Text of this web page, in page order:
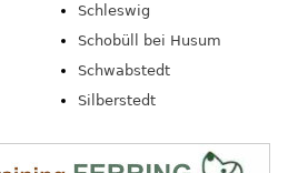
Schleswig
Schobüll bei Husum
Schwabstedt
Silberstedt